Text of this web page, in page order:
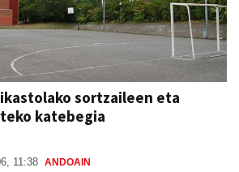
sortzaileen eta
katebegia
11:38 ANDOAIN